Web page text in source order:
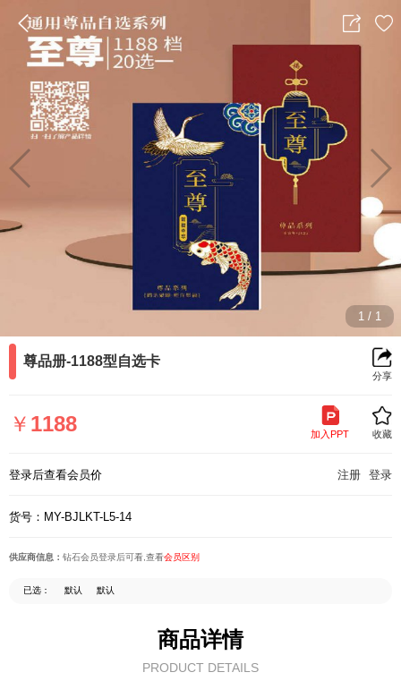
回
页
藏
1/ 1
尊品册-1188型自选卡
分享
￥ 1188 加入PPT 收藏
登录后查看会员价 注册 登录
货号：MY-BJLKT-L5-14
供应商信息： 钻石会员登录后可看,查看会员区别
已选： 默认 默认
商品详情
PRODUCT DETAILS